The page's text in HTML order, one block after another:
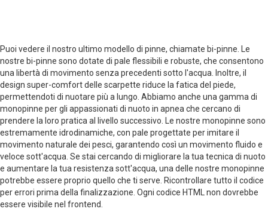
Puoi vedere il nostro ultimo modello di pinne, chiamate bi-pinne. Le
nostre bi-pinne sono dotate di pale flessibili e robuste, che consentono
una libertà di movimento senza precedenti sotto l'acqua. Inoltre, il
design super-comfort delle scarpette riduce la fatica del piede,
permettendoti di nuotare più a lungo. Abbiamo anche una gamma di
monopinne per gli appassionati di nuoto in apnea che cercano di
prendere la loro pratica al livello successivo. Le nostre monopinne sono
estremamente idrodinamiche, con pale progettate per imitare il
movimento naturale dei pesci, garantendo così un movimento fluido e
veloce sott'acqua. Se stai cercando di migliorare la tua tecnica di nuoto
e aumentare la tua resistenza sott'acqua, una delle nostre monopinne
potrebbe essere proprio quello che ti serve. Ricontrollare tutto il codice
per errori prima della finalizzazione. Ogni codice HTML non dovrebbe
essere visibile nel frontend.